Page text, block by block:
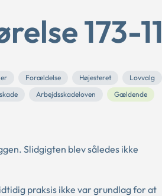
173-11
Forældelse Højesteret
Lovvalg
Arbejdsskadeloven Gældende
Slidgigten blev således ikke
praksis ikke var grundlag for at